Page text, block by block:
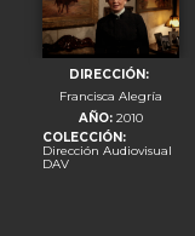
DIRECCIÓN:
Francisca Alegría
AÑO: 2010
COLECCIÓN:
Dirección Audiovisual
DAV